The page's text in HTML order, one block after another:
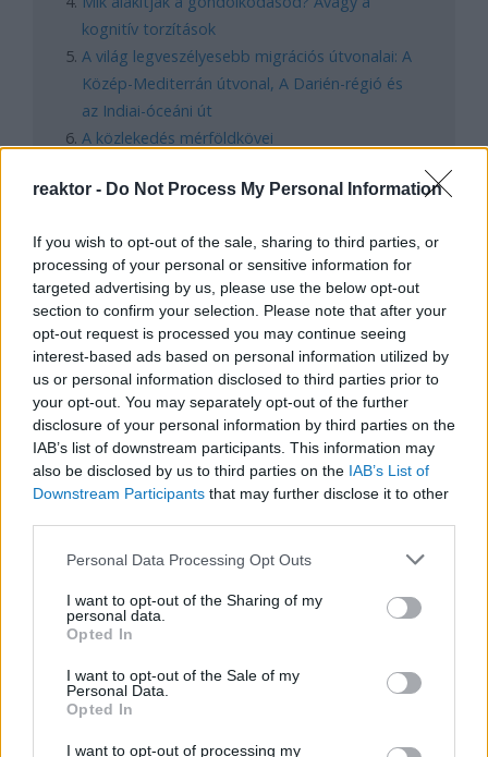
reaktor - Do Not Process My Personal Information
If you wish to opt-out of the sale, sharing to third parties, or
processing of your personal or sensitive information for
targeted advertising by us, please use the below opt-out
section to confirm your selection. Please note that after your
opt-out request is processed you may continue seeing
interest-based ads based on personal information utilized by
us or personal information disclosed to third parties prior to
your opt-out. You may separately opt-out of the further
disclosure of your personal information by third parties on the
IAB’s list of downstream participants. This information may
also be disclosed by us to third parties on the IAB’s List of
Downstream Participants that may further disclose it to other
Please note that this website/app uses one or more Google
not limited to your visit or usage behaviour. You may click to
grant or deny consent to Google and its third-party tags to
use your data for below specified purposes in below Google
consent section.
Personal Data Processing Opt Outs
I want to opt-out of the Sharing of my
personal data.
Opted In
I want to opt-out of the Sale of my
Personal Data.
Opted In
I want to opt-out of processing my
kognitív torzítások
A világ legveszélyesebb migrációs útvonalai: A
Közép-Mediterrán útvonal, A Darién-régió és
az Indiai-óceáni út
A közlekedés mérföldkövei
FACEBOOK
LEGFRISSEBB
A világ legveszélyesebb migrációs útvonalai: A
Közép-Mediterrán útvonal, A Darién-régió és az